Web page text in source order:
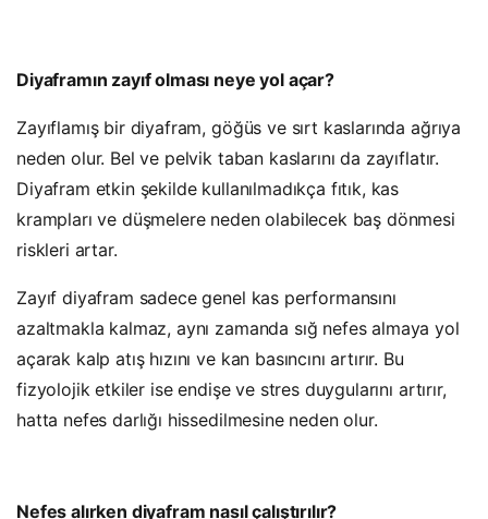
Diyaframın zayıf olması neye yol açar?
Zayıflamış bir diyafram, göğüs ve sırt kaslarında ağrıya
neden olur. Bel ve pelvik taban kaslarını da zayıflatır.
Diyafram etkin şekilde kullanılmadıkça fıtık, kas
krampları ve düşmelere neden olabilecek baş dönmesi
riskleri artar.
Zayıf diyafram sadece genel kas performansını
azaltmakla kalmaz, aynı zamanda sığ nefes almaya yol
açarak kalp atış hızını ve kan basıncını artırır. Bu
fizyolojik etkiler ise endişe ve stres duygularını artırır,
hatta nefes darlığı hissedilmesine neden olur.
Nefes alırken diyafram nasıl çalıştırılır?